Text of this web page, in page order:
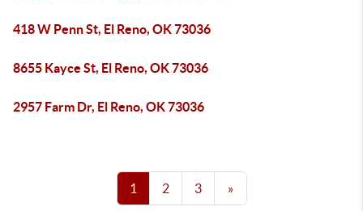
418 W Penn St, El Reno, OK 73036
8655 Kayce St, El Reno, OK 73036
2957 Farm Dr, El Reno, OK 73036
1 2 3 »